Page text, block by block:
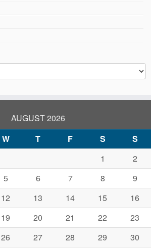
AUGUST 2026
W T F S
S
1
2
5 6 7 8
9
12 13 14 15
16
19 20 21 22
23
26 27 28 29
30